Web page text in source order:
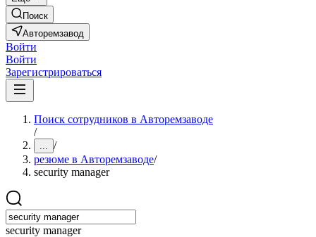
Поиск
Авторемзавод
Войти
Войти
Зарегистрироваться
Поиск сотрудников в Авторемзаводе
/
... /
резюме в Авторемзаводе/
security manager
security manager